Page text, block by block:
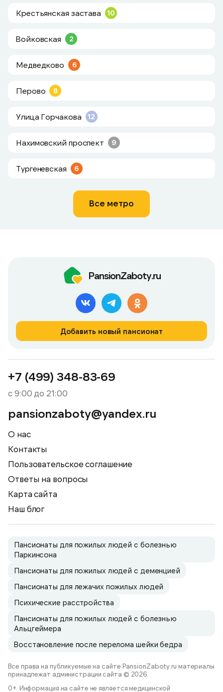
Крестьянская застава 10
Войковская 2
Медведково 6
Перово 8
Улица Горчакова 12
Нахимовский проспект 9
Тургеневская 6
Все метро
PansionZaboty.ru
Добавить новый пансионат
+7 (499) 348-83-69
с 9:00 до 21:00
pansionzaboty@yandex.ru
О нас
Контакты
Пользовательское соглашение
Ответы на вопросы
Карта сайта
Наш блог
Пансионаты для пожилых людей с болезнью
Паркинсона
Пансионаты для пожилых людей с деменцией
Пансионаты для лежачих пожилых людей
Психические расстройства
Пансионаты для пожилых людей с болезнью
Альцгеймера
Восстановление после перелома шейки бедра
Все права на публикуемые на сайте PansionZaboty.ru материалы
принадлежат администрации сайта © 2026.
0+. Информация на сайте не является медицинской